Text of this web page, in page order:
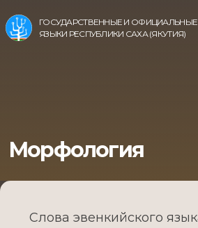
ГОСУДАРСТВЕННЫЕ И ОФИЦИАЛЬНЫЕ
ЯЗЫКИ РЕСПУБЛИКИ САХА (ЯКУТИЯ)
Морфология
Слова эвенкийского